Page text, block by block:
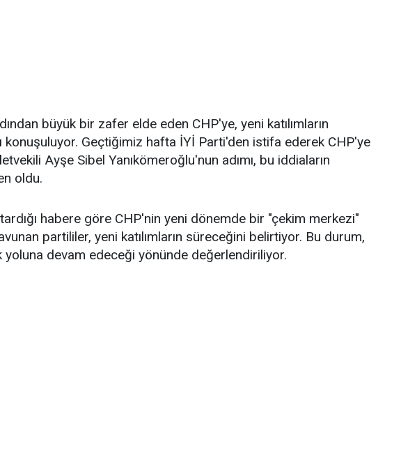
büyük bir zafer elde eden CHP'ye, yeni katılımların
konuşuluyor. Geçtiğimiz hafta İYİ Parti'den istifa ederek CHP'ye
Ayşe Sibel Yanıkömeroğlu'nun adımı, bu iddiaların
oldu.
habere göre CHP'nin yeni dönemde bir "çekim merkezi"
partililer, yeni katılımların süreceğini belirtiyor. Bu durum,
yoluna devam edeceği yönünde değerlendiriliyor.